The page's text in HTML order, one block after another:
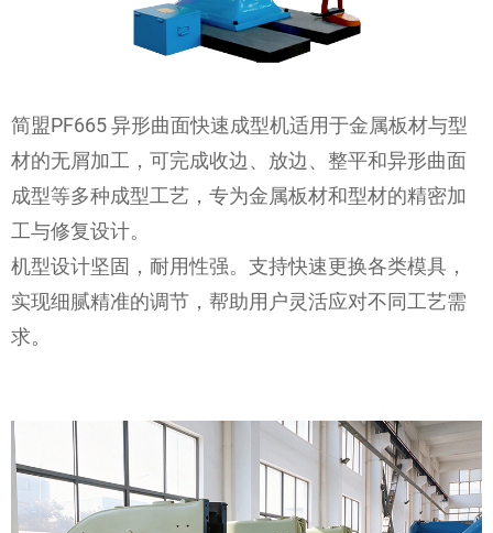
简盟PF665 异形曲面快速成型机适用于金属板材与型
材的无屑加工，可完成收边、放边、整平和异形曲面
成型等多种成型工艺，专为金属板材和型材的精密加
工与修复设计。
机型设计坚固，耐用性强。支持快速更换各类模具，
实现细腻精准的调节，帮助用户灵活应对不同工艺需
求。